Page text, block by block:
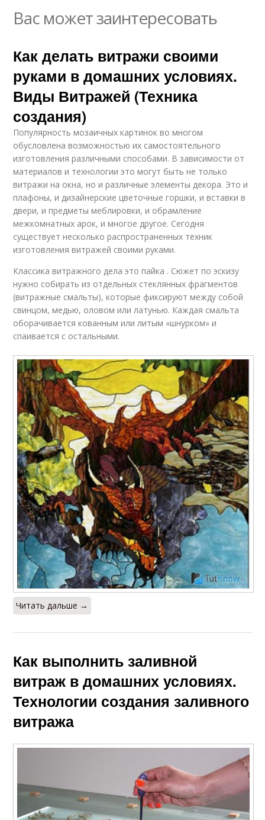
Вас может заинтересовать
Как делать витражи своими
руками в домашних условиях.
Виды Витражей (Техника
создания)
Популярность мозаичных картинок во многом
обусловлена возможностью их самостоятельного
изготовления различными способами. В зависимости от
материалов и технологии это могут быть не только
витражи на окна, но и различные элементы декора. Это и
плафоны, и дизайнерские цветочные горшки, и вставки в
двери, и предметы меблировки, и обрамление
межкомнатных арок, и многое другое. Сегодня
существует несколько распространенных техник
изготовления витражей своими руками.
Классика витражного дела это пайка . Сюжет по эскизу
нужно собирать из отдельных стеклянных фрагментов
(витражные смальты), которые фиксируют между собой
свинцом, медью, оловом или латунью. Каждая смальта
оборачивается кованным или литым «шнурком» и
спаивается с остальными.
Читать дальше →
Как выполнить заливной
витраж в домашних условиях.
Технологии создания заливного
витража